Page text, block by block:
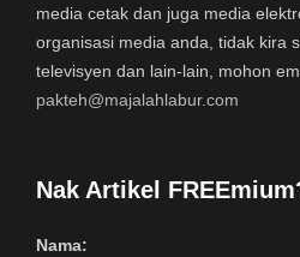
media cetak dan juga media
organisasi media anda, tidak kira
televisyen dan lain-lain, mohon
pakteh@majalahlabur.com
Nak Artikel
Nama: